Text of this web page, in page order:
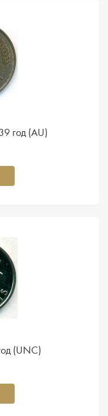
год (AU)
(UNC)